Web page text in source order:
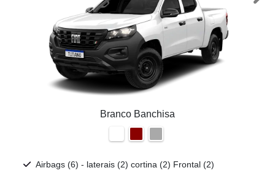
Branco Banchisa
Airbags (6) - laterais (2) cortina (2) Frontal (2)